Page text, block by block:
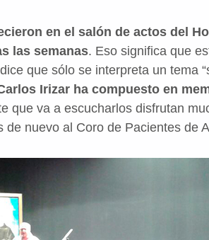
en el salón de actos del
las semanas. Eso significa que
que sólo se interpreta un tema
Irizar ha compuesto en
que va a escucharlos disfrutan
de nuevo al Coro de Pacientes de